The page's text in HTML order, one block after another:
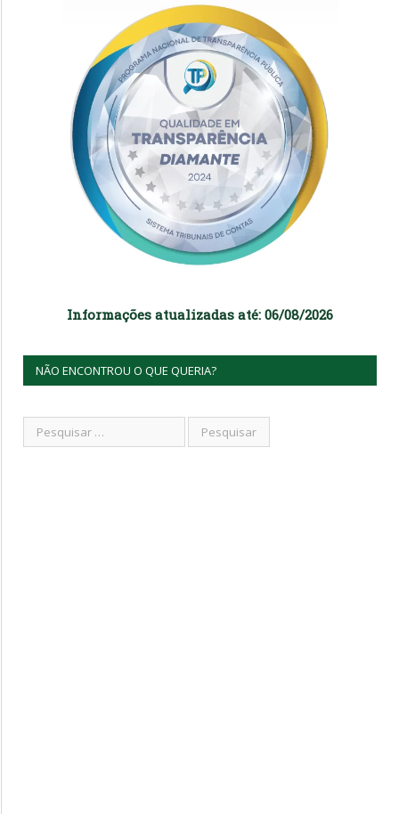
Informações atualizadas até: 06/08/2026
NÃO ENCONTROU O QUE QUERIA?